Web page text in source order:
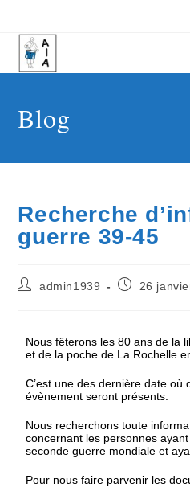
Blog
Recherche
guerre 39-45
admin1939 26
Nous fêterons les 80 ans de la
et de la poche de La Rochelle
C’est une des dernière date où
évènement seront présents.
Nous recherchons toute
concernant les personnes
seconde guerre mondiale et
Pour nous faire parvenir les